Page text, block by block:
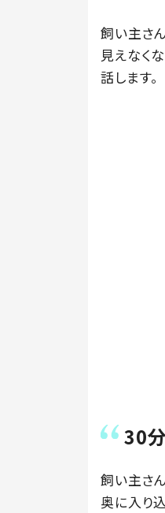
飼い主さ
見えなく
話します。
30
飼い主さ
奥に入り